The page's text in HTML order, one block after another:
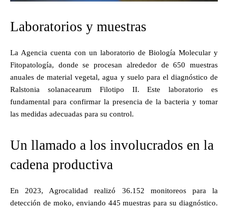
Laboratorios y muestras
La Agencia cuenta con un laboratorio de Biología Molecular y
Fitopatología, donde se procesan alrededor de 650 muestras
anuales de material vegetal, agua y suelo para el diagnóstico de
Ralstonia solanacearum Filotipo II. Este laboratorio es
fundamental para confirmar la presencia de la bacteria y tomar
las medidas adecuadas para su control.
Un llamado a los involucrados en la
cadena productiva
En 2023, Agrocalidad realizó 36.152 monitoreos para la
detección de moko, enviando 445 muestras para su diagnóstico.